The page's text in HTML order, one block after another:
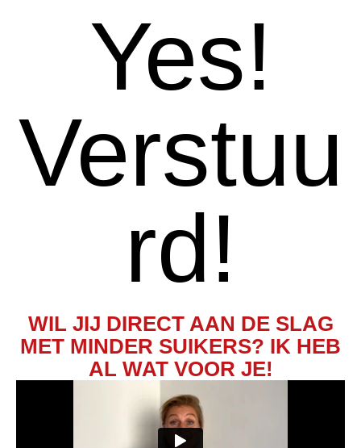
Yes!
Verstuu
rd!
WIL JIJ DIRECT AAN DE SLAG
MET MINDER SUIKERS? IK HEB
AL WAT VOOR JE!